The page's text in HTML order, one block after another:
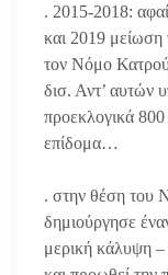
. 2015-2018:
και 2019
τον Νόμο
δισ. Αντ’ αυτών
προεκλογικά
επίδομα…
. στην θέση του
δημιούργησε
μερική κάλυψη –